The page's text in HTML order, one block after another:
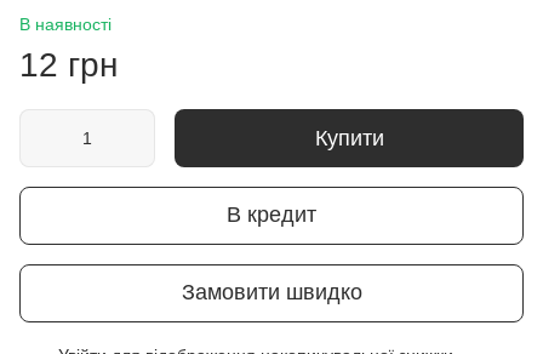
В наявності
12 грн
Купити
В кредит
Замовити швидко